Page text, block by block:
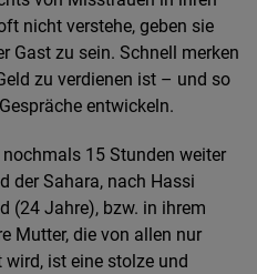
nicht verstehe, geben sie
Gast zu sein. Schnell merken
zu verdienen ist – und so
entwickeln.
15 Stunden weiter
der Sahara, nach Hassi
(24 Jahre), bzw. in ihrem
Mutter, die von allen nur
wird, ist eine stolze und